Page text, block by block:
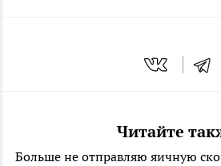
Читайте
Больше не отправляю яичную